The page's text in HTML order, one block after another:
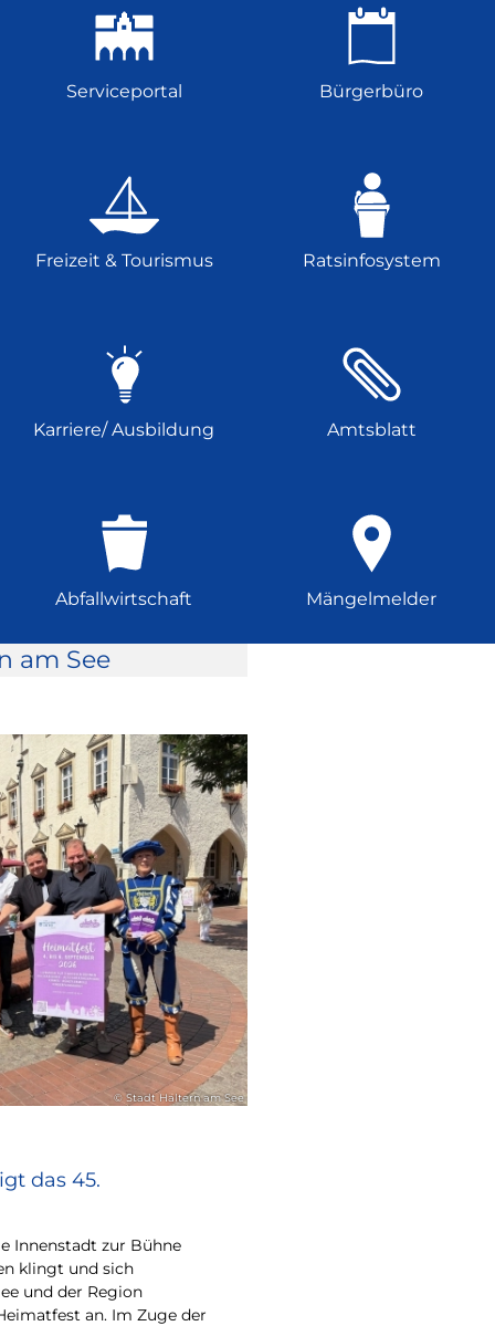
Serviceportal Bürgerbüro
Freizeit & Tourismus Ratsinfosystem
Karriere/ Ausbildung Amtsblatt
Abfallwirtschaft Mängelmelder
am See
© Stadt Haltern am See
das 45.
Innenstadt zur Bühne
klingt und sich
und der Region
an. Im Zuge der